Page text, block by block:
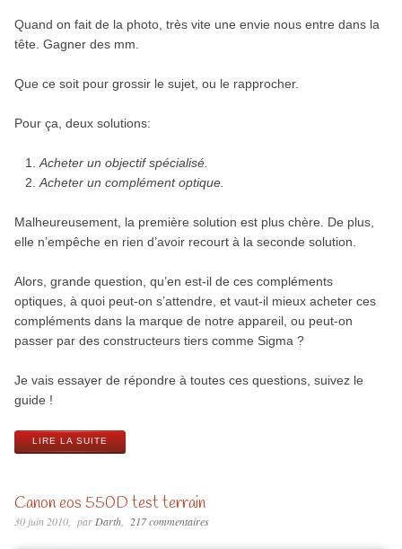
Quand on fait de la photo, très vite une envie nous entre dans la
tête. Gagner des mm.
Que ce soit pour grossir le sujet, ou le rapprocher.
Pour ça, deux solutions:
Acheter un objectif spécialisé.
Acheter un complément optique.
Malheureusement, la première solution est plus chère. De plus,
elle n’empêche en rien d’avoir recourt à la seconde solution.
Alors, grande question, qu’en est-il de ces compléments
optiques, à quoi peut-on s’attendre, et vaut-il mieux acheter ces
compléments dans la marque de notre appareil, ou peut-on
passer par des constructeurs tiers comme Sigma ?
Je vais essayer de répondre à toutes ces questions, suivez le
guide !
LIRE LA SUITE
Canon eos 550D test terrain
30 juin 2010 par Darth 217 commentaires